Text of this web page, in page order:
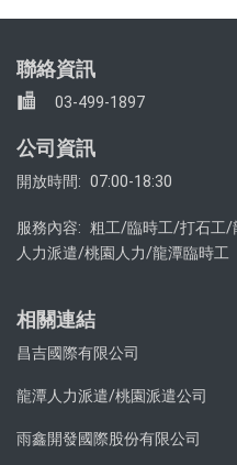
聯絡資訊
03-499-1897
公司資訊
開放時間: 07:00-18:30
服務內容: 粗工/臨時工/打石工
人力派遣/桃園人力/龍潭臨時工
相關連結
昌吉國際有限公司
龍潭人力派遣/桃園派遣公司
雨鑫開發國際股份有限公司